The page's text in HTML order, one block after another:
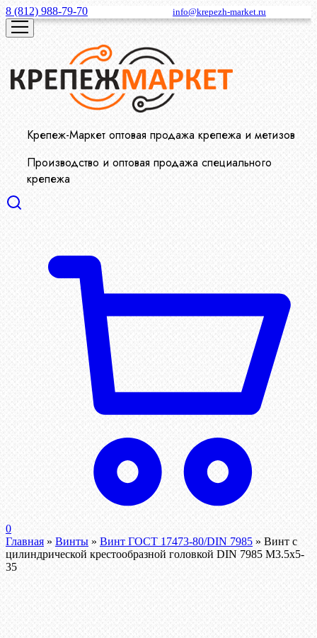
8 (812) 988-79-70 info@krepezh-market.ru
Крепеж-Маркет оптовая продажа крепежа и метизов
Производство и оптовая продажа специального
крепежа
0
Главная » Винты » Винт ГОСТ 17473-80/DIN 7985 » Винт с
цилиндрической крестообразной головкой DIN 7985 М3.5х5-
35